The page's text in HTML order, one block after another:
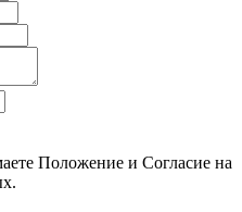
Положение и Согласие на